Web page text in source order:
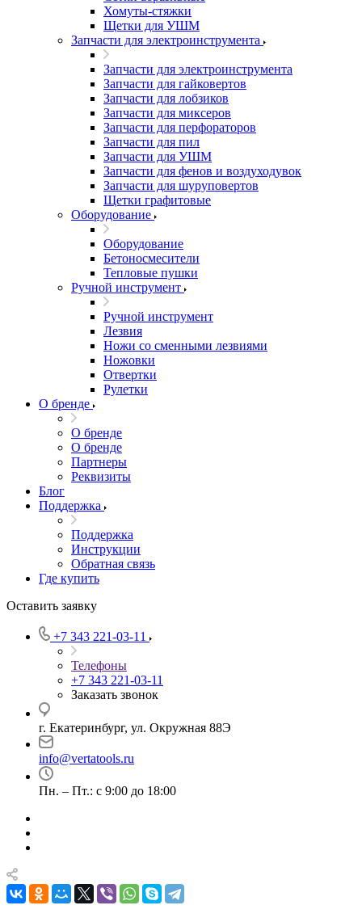
Хомуты-стяжки
Щетки для УШМ
Запчасти для электроинструмента
Запчасти для электроинструмента
Запчасти для гайковертов
Запчасти для лобзиков
Запчасти для миксеров
Запчасти для перфораторов
Запчасти для пил
Запчасти для УШМ
Запчасти для фенов и воздуходувок
Запчасти для шуруповертов
Щетки графитовые
Оборудование
Оборудование
Бетоносмесители
Тепловые пушки
Ручной инструмент
Ручной инструмент
Лезвия
Ножи со сменными лезвиями
Ножовки
Отвертки
Рулетки
О бренде
О бренде
О бренде
Партнеры
Реквизиты
Блог
Поддержка
Поддержка
Инструкции
Обратная связь
Где купить
Оставить заявку
+7 343 221-03-11
Телефоны
+7 343 221-03-11
Заказать звонок
г. Екатеринбург, ул. Окружная 88Э
info@vertatools.ru
Пн. – Пт.: с 9:00 до 18:00